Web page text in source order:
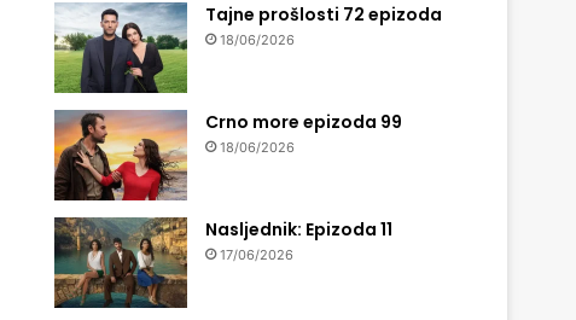
Tajne prošlosti 72 epizoda
18/06/2026
Crno more epizoda 99
18/06/2026
Nasljednik: Epizoda 11
17/06/2026